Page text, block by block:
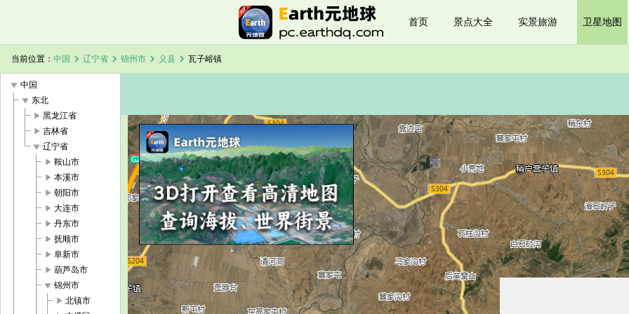
首页 景点大全 实景旅游 卫星地图
当前位置： 中国 chevron_right 辽宁省 chevron_right 锦州市 chevron_right 义县 chevron_right 瓦子峪镇
play_arrow 中国
play_arrow 东北
play_arrow 黑龙江省
play_arrow 吉林省
play_arrow 辽宁省
play_arrow 鞍山市
play_arrow 本溪市
play_arrow 朝阳市
play_arrow 大连市
play_arrow 丹东市
play_arrow 抚顺市
play_arrow 阜新市
play_arrow 葫芦岛市
play_arrow 锦州市
play_arrow 北镇市
瓦子峪镇卫星地图加载中，请稍候...